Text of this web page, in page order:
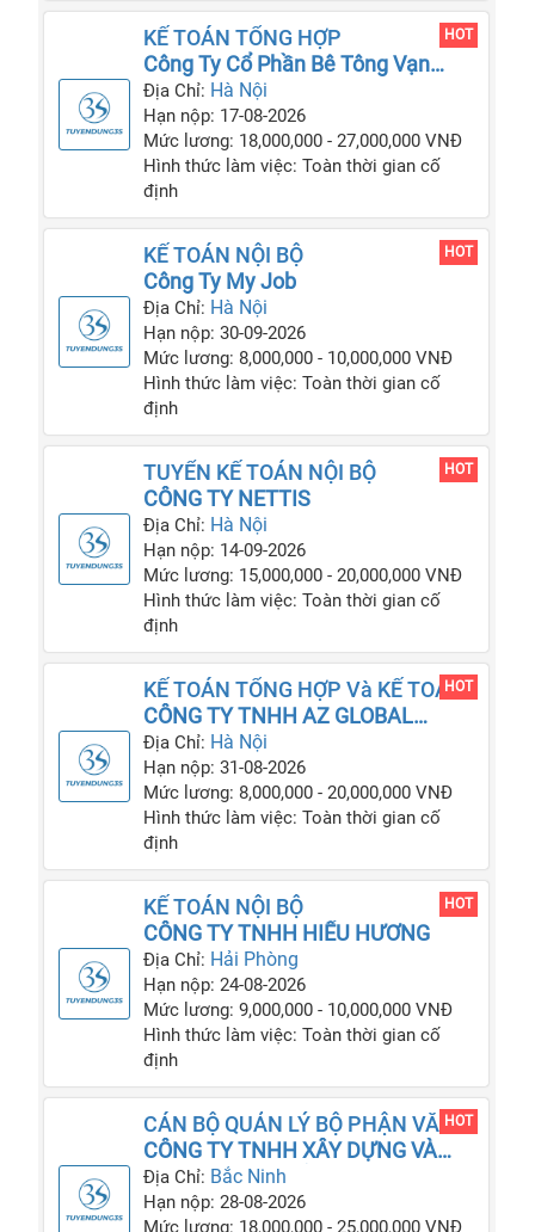
KẾ TOÁN TỔNG HỢP
Công Ty Cổ Phần Bê Tông Vạn
Phúc
Địa Chỉ: Hà Nội
Hạn nộp: 17-08-2026
Mức lương: 18,000,000 - 27,000,000 VNĐ
Hình thức làm việc: Toàn thời gian cố
định
HOT
KẾ TOÁN NỘI BỘ
Công Ty My Job
Địa Chỉ: Hà Nội
Hạn nộp: 30-09-2026
Mức lương: 8,000,000 - 10,000,000 VNĐ
Hình thức làm việc: Toàn thời gian cố
định
HOT
TUYỂN KẾ TOÁN NỘI BỘ
CÔNG TY NETTIS
Địa Chỉ: Hà Nội
Hạn nộp: 14-09-2026
Mức lương: 15,000,000 - 20,000,000 VNĐ
Hình thức làm việc: Toàn thời gian cố
định
HOT
KẾ TOÁN TỔNG HỢP Và KẾ TOÁN
NỘI BỘ
CÔNG TY TNHH AZ GLOBAL
TRADE
Địa Chỉ: Hà Nội
Hạn nộp: 31-08-2026
Mức lương: 8,000,000 - 20,000,000 VNĐ
Hình thức làm việc: Toàn thời gian cố
định
HOT
KẾ TOÁN NỘI BỘ
CÔNG TY TNHH HIẾU HƯƠNG
Địa Chỉ: Hải Phòng
Hạn nộp: 24-08-2026
Mức lương: 9,000,000 - 10,000,000 VNĐ
Hình thức làm việc: Toàn thời gian cố
định
HOT
CÁN BỘ QUẢN LÝ BỘ PHẬN VĂN
PHÒNG
CÔNG TY TNHH XÂY DỰNG VÀ
THƯƠNG MẠI HỮU ANH
Địa Chỉ: Bắc Ninh
Hạn nộp: 28-08-2026
Mức lương: 18,000,000 - 25,000,000 VNĐ
HOT